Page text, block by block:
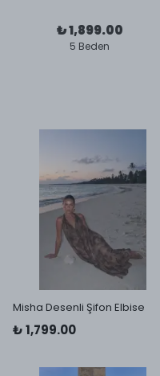
₺ 1,899.00
5 Beden
Misha Desenli Şifon Elbise
₺ 1,799.00